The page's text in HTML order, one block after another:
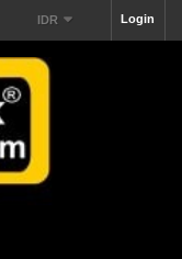
Login
IDR